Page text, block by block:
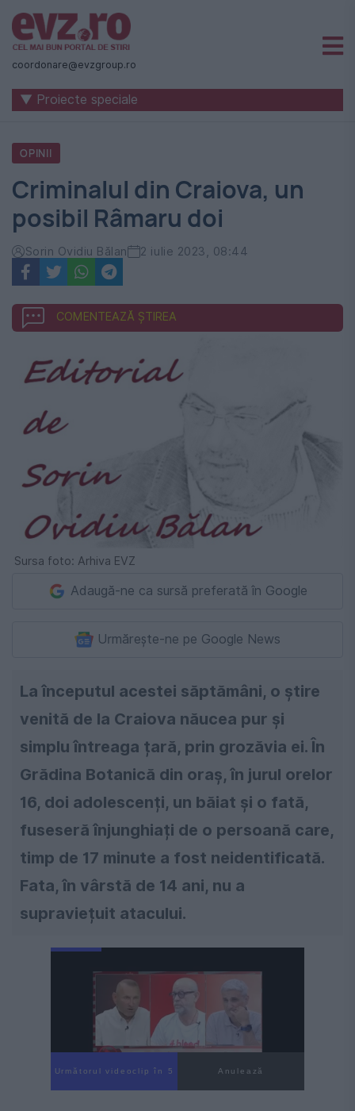
Știri
naționale
internaționale
România
-
Evenimentul
Zilei
coordonare@evzgroup.ro
▼ Proiecte speciale
OPINII
Criminalul din Craiova, un
posibil Râmaru doi
Sorin Ovidiu Bălan 2 iulie 2023, 08:44
COMENTEAZĂ ȘTIREA
Sursa foto: Arhiva EVZ
Adaugă-ne ca sursă preferată în Google
Urmărește-ne pe Google News
La începutul acestei săptămâni, o știre
venită de la Craiova năucea pur și
simplu întreaga țară, prin grozăvia ei. În
Grădina Botanică din oraș, în jurul orelor
16, doi adolescenți, un băiat și o fată,
fuseseră înjunghiați de o persoană care,
timp de 17 minute a fost neidentificată.
Fata, în vârstă de 14 ani, nu a
supraviețuit atacului.
Următorul videoclip în 4 Anulează